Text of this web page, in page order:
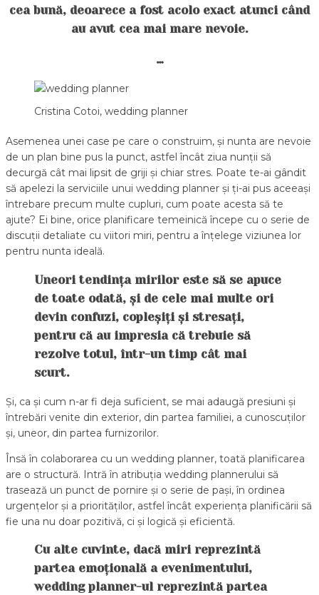
cea bună, deoarece a fost acolo exact atunci când
au avut cea mai mare nevoie.
…
Cristina Cotoi, wedding planner
Asemenea unei case pe care o construim, și nunta are nevoie
de un plan bine pus la punct, astfel încât ziua nunții să
decurgă cât mai lipsit de griji și chiar stres. Poate te-ai gândit
să apelezi la serviciile unui wedding planner și ți-ai pus aceeași
întrebare precum multe cupluri, cum poate acesta să te
ajute? Ei bine, orice planificare temeinică începe cu o serie de
discuții detaliate cu viitori miri, pentru a înțelege viziunea lor
pentru nunta ideală.
Uneori tendința mirilor este să se apuce
de toate odată, și de cele mai multe ori
devin confuzi, copleșiți și stresați,
pentru că au impresia că trebuie să
rezolve totul, într-un timp cât mai
scurt.
Și, ca și cum n-ar fi deja suficient, se mai adaugă presiuni și
întrebări venite din exterior, din partea familiei, a cunoscuților
și, uneor, din partea furnizorilor.
Însă în colaborarea cu un wedding planner, toată planificarea
are o structură. Intră în atribuția wedding plannerului să
trasează un punct de pornire și o serie de pași, în ordinea
urgențelor și a priorităților, astfel încât experiența planificării să
fie una nu doar pozitivă, ci și logică și eficientă.
Cu alte cuvinte, dacă miri reprezintă
partea emoțională a evenimentului,
wedding planner-ul reprezintă partea